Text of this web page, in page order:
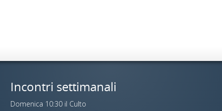
Incontri settimanali
Domenica 10:30 il Culto